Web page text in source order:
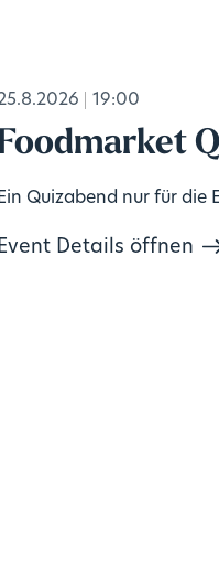
19:00
Ein Quizabend nur für die
Details öffnen